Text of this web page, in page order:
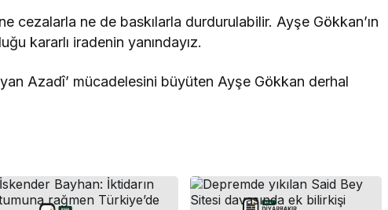
cezalarla ne de baskılarla durdurulabilir. Ayşe Gökkan’ın
kararlı iradenin yanındayız.
Azadî’ mücadelesini büyüten Ayşe Gökkan derhal